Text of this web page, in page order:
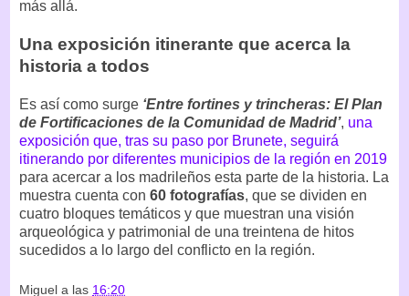
más allá.
Una exposición itinerante que acerca la
historia a todos
Es así como surge ‘Entre fortines y trincheras: El Plan
de Fortificaciones de la Comunidad de Madrid’, una
exposición que, tras su paso por Brunete, seguirá
itinerando por diferentes municipios de la región en 2019
para acercar a los madrileños esta parte de la historia. La
muestra cuenta con 60 fotografías, que se dividen en
cuatro bloques temáticos y que muestran una visión
arqueológica y patrimonial de una treintena de hitos
sucedidos a lo largo del conflicto en la región.
Miguel a las 16:20